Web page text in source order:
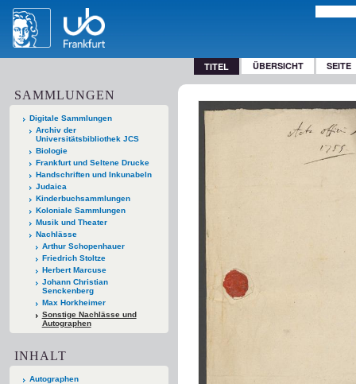
TITEL ÜBERSICHT SEITE
SAMMLUNGEN
Digitale Sammlungen
Archiv der
Universitätsbibliothek JCS
Biologie
Frankfurt und Seltene Drucke
Handschriften und Inkunabeln
Judaica
Kinderbuchsammlungen
Koloniale Sammlungen
Musik und Theater
Nachlässe
Arthur Schopenhauer
Friedrich Stoltze
Herbert Marcuse
Johann Christian
Senckenberg
Max Horkheimer
Sonstige Nachlässe und
Autographen
INHALT
Autographen